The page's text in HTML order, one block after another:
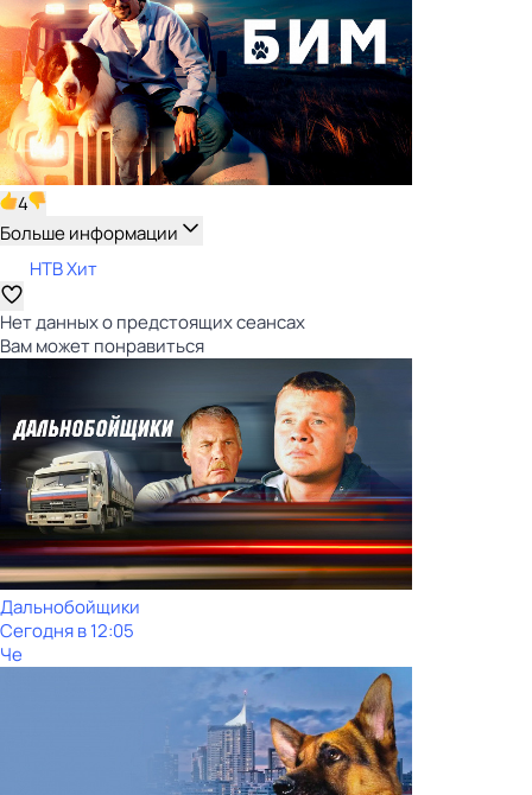
4
Больше информации
НТВ Хит
Нет данных о предстоящих сеансах
Вам может понравиться
Дальнобойщики
Сегодня в 12:05
Че